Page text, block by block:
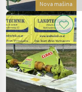
Nova mašina